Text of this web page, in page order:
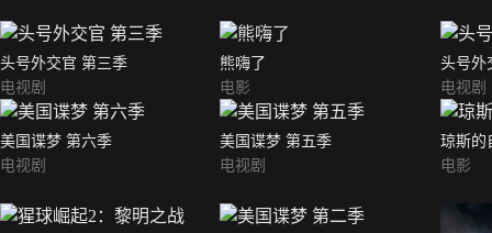
头号外交官 第三季
电视剧
熊嗨了
电影
头号外
电视剧
美国谍梦 第六季
电视剧
美国谍梦 第五季
电视剧
琼斯的
电影